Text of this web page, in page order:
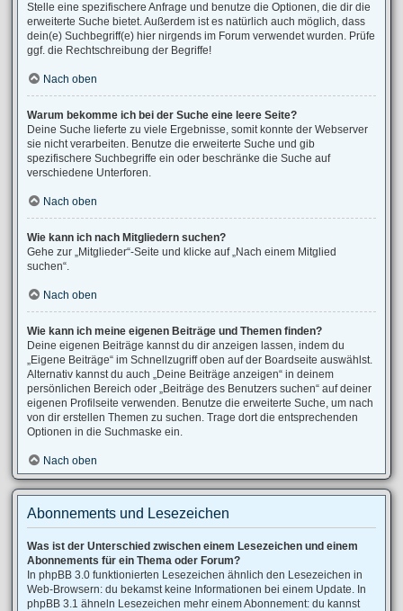
Stelle eine spezifischere Anfrage und benutze die Optionen, die dir die
erweiterte Suche bietet. Außerdem ist es natürlich auch möglich, dass
dein(e) Suchbegriff(e) hier nirgends im Forum verwendet wurden. Prüfe
ggf. die Rechtschreibung der Begriffe!
Nach oben
Warum bekomme ich bei der Suche eine leere Seite?
Deine Suche lieferte zu viele Ergebnisse, somit konnte der Webserver
sie nicht verarbeiten. Benutze die erweiterte Suche und gib
spezifischere Suchbegriffe ein oder beschränke die Suche auf
verschiedene Unterforen.
Nach oben
Wie kann ich nach Mitgliedern suchen?
Gehe zur „Mitglieder“-Seite und klicke auf „Nach einem Mitglied
suchen“.
Nach oben
Wie kann ich meine eigenen Beiträge und Themen finden?
Deine eigenen Beiträge kannst du dir anzeigen lassen, indem du
„Eigene Beiträge“ im Schnellzugriff oben auf der Boardseite auswählst.
Alternativ kannst du auch „Deine Beiträge anzeigen“ in deinem
persönlichen Bereich oder „Beiträge des Benutzers suchen“ auf deiner
eigenen Profilseite verwenden. Benutze die erweiterte Suche, um nach
von dir erstellen Themen zu suchen. Trage dort die entsprechenden
Optionen in die Suchmaske ein.
Nach oben
Abonnements und Lesezeichen
Was ist der Unterschied zwischen einem Lesezeichen und einem
Abonnements für ein Thema oder Forum?
In phpBB 3.0 funktionierten Lesezeichen ähnlich den Lesezeichen in
Web-Browsern: du bekamst keine Informationen bei einem Update. In
phpBB 3.1 ähneln Lesezeichen mehr einem Abonnement: du kannst